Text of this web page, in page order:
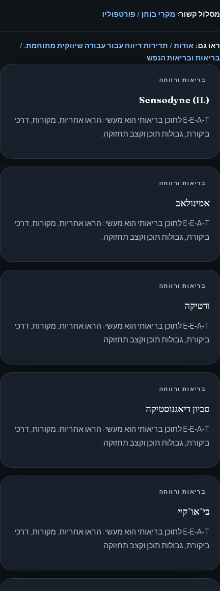
מסלול קשור: מקרי בוחן / פורטפוליו
ראו גם: אודות / תדירות דיווח עבור עבודה שיווקית מתוחמת. /
בריאות ובריאות הנפש
בריאות ורווחה
Sensodyne (IL)
E‑E‑A‑T לתוכן בריאותי הוא מעשי: הראו אחריות, מקורות, דרכי
ביקורת, גבולות תוכן וקצב תחזוקה.
בריאות ורווחה
אמינולאב
E‑E‑A‑T לתוכן בריאותי הוא מעשי: הראו אחריות, מקורות, דרכי
ביקורת, גבולות תוכן וקצב תחזוקה.
בריאות ורווחה
ורטיקה
E‑E‑A‑T לתוכן בריאותי הוא מעשי: הראו אחריות, מקורות, דרכי
ביקורת, גבולות תוכן וקצב תחזוקה.
בריאות ורווחה
סביון דיאגנוסטיקה
E‑E‑A‑T לתוכן בריאותי הוא מעשי: הראו אחריות, מקורות, דרכי
ביקורת, גבולות תוכן וקצב תחזוקה.
בריאות ורווחה
בי־או־קיי
E‑E‑A‑T לתוכן בריאותי הוא מעשי: הראו אחריות, מקורות, דרכי
ביקורת, גבולות תוכן וקצב תחזוקה.